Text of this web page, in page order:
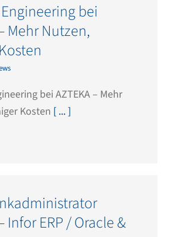
bei
Mehr Nutzen,
bei AZTEKA – Mehr
Kosten [ ... ]
Infor ERP / Oracle &